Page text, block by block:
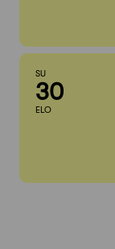
SU
30
ELO